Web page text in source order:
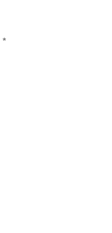
*